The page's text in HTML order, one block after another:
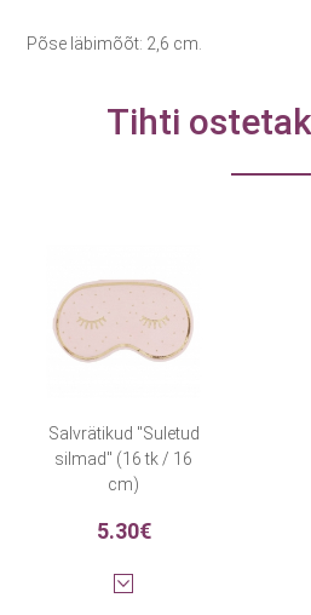
Põse läbimõõt: 2,6 cm.
Tihti
Salvrätikud "Suletud
silmad" (16 tk / 16
cm)
5.30€